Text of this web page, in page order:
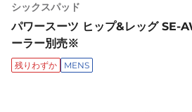
シックスパッド
パワースーツ ヒップ&レッグ SE-
ーラー別売※
残りわずか MENS